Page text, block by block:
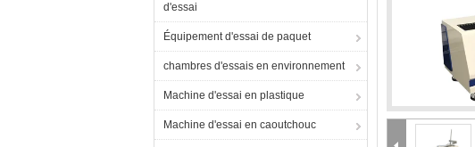
d'essai
Équipement d'essai de paquet
chambres d'essais en environnement
Machine d'essai en plastique
Machine d'essai en caoutchouc